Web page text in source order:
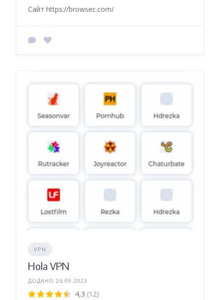
Сайт https://browsec.com/
VPN
Hola VPN
ДОДАНО 26.09.2023
4,3 (12)